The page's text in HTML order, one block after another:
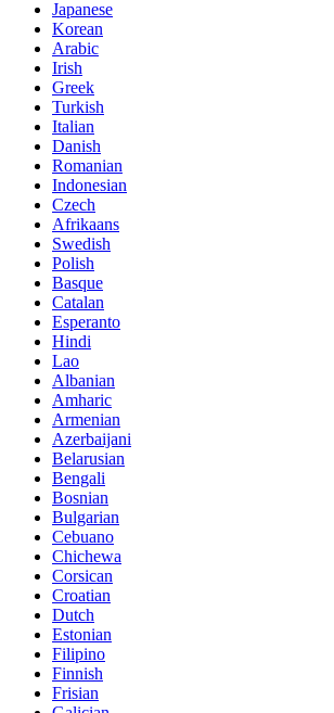
Japanese
Korean
Arabic
Irish
Greek
Turkish
Italian
Danish
Romanian
Indonesian
Czech
Afrikaans
Swedish
Polish
Basque
Catalan
Esperanto
Hindi
Lao
Albanian
Amharic
Armenian
Azerbaijani
Belarusian
Bengali
Bosnian
Bulgarian
Cebuano
Chichewa
Corsican
Croatian
Dutch
Estonian
Filipino
Finnish
Frisian